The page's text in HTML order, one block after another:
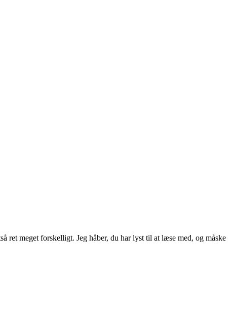
meget forskelligt. Jeg håber, du har lyst til at læse med, og måske